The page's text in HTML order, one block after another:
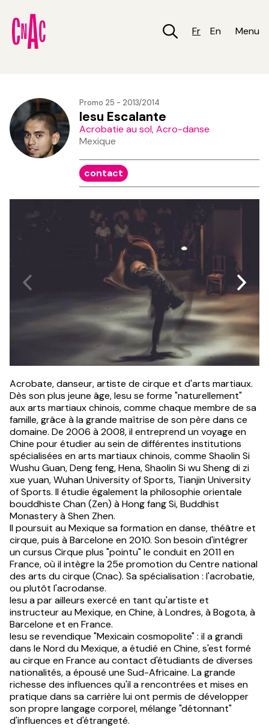
contenu
principal
Fr En Menu
Promo 25 - 2013/2014
Iesu Escalante
Acrobatie au sol, Acro-danse
Mexique
contact
Acrobate, danseur, artiste de cirque et d'arts martiaux.
Dès son plus jeune âge, Iesu se forme "naturellement"
aux arts martiaux chinois, comme chaque membre de sa
famille, grâce à la grande maîtrise de son père dans ce
domaine. De 2006 à 2008, il entreprend un voyage en
Chine pour étudier au sein de différentes institutions
spécialisées en arts martiaux chinois, comme Shaolin Si
Wushu Guan, Deng feng, Hena, Shaolin Si wu Sheng di zi
xue yuan, Wuhan University of Sports, Tianjin University
of Sports. Il étudie également la philosophie orientale
bouddhiste Chan (Zen) à Hong fang Si, Buddhist
Monastery à Shen Zhen.
Il poursuit au Mexique sa formation en danse, théâtre et
cirque, puis à Barcelone en 2010. Son besoin d'intégrer
un cursus Cirque plus "pointu" le conduit en 2011 en
France, où il intègre la 25e promotion du Centre national
des arts du cirque (Cnac). Sa spécialisation : l'acrobatie,
ou plutôt l'acrodanse.
Iesu a par ailleurs exercé en tant qu'artiste et
instructeur au Mexique, en Chine, à Londres, à Bogota, à
Barcelone et en France.
Iesu se revendique "Mexicain cosmopolite" : il a grandi
dans le Nord du Mexique, a étudié en Chine, s'est formé
au cirque en France au contact d'étudiants de diverses
nationalités, a épousé une Sud-Africaine. La grande
richesse des influences qu'il a rencontrées et mises en
pratique dans sa carrière lui ont permis de développer
son propre langage corporel, mélange "détonnant"
d'influences et d'étrangeté.